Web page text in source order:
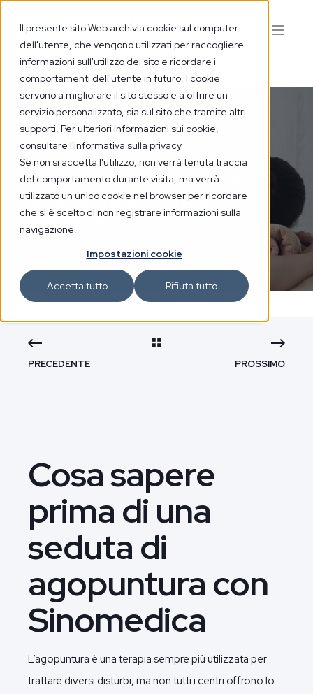
Il presente sito Web archivia cookie sul computer
dell'utente, che vengono utilizzati per raccogliere
informazioni sull'utilizzo del sito e ricordare i
comportamenti dell'utente in futuro. I cookie
servono a migliorare il sito stesso e a offrire un
servizio personalizzato, sia sul sito che tramite altri
supporti. Per ulteriori informazioni sui cookie,
consultare l'informativa sulla privacy
Se non si accetta l'utilizzo, non verrà tenuta traccia
del comportamento durante visita, ma verrà
utilizzato un unico cookie nel browser per ricordare
che si è scelto di non registrare informazioni sulla
navigazione.
Impostazioni cookie
Accetta tutto Rifiuta tutto
11 MAR 2025 5 MIN READ
COSA SAPERE PRIMA DI UNA
SEDUTA DI AGOPUNTURA CON
SINOMEDICA
PRECEDENTE PROSSIMO
Cosa sapere
prima di una
seduta di
agopuntura con
Sinomedica
L’agopuntura è una terapia sempre più utilizzata per
trattare diversi disturbi, ma non tutti i centri offrono lo